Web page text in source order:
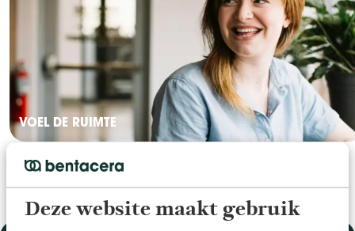
Deze website maakt gebruik
VOEL DE RUIMTE